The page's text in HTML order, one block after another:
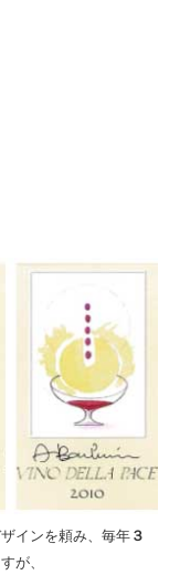
インを頼み、毎年 ３
が、